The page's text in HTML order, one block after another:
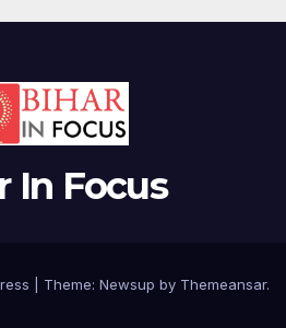
In Focus
Theme: Newsup by Themeansar.